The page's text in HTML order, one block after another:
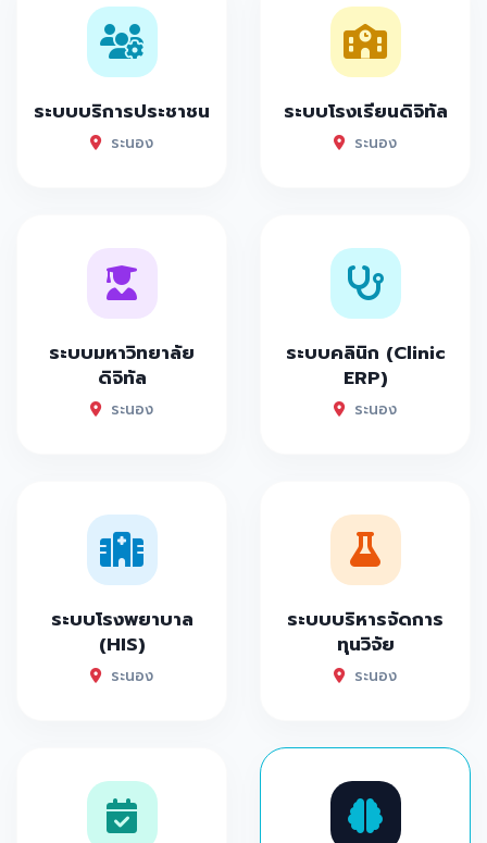
ระบบบริการประชาชน
ระนอง
ระบบโรงเรียนดิจิทัล
ระนอง
ระบบมหาวิทยาลัย
ดิจิทัล
ระนอง
ระบบคลินิก (Clinic
ERP)
ระนอง
ระบบโรงพยาบาล
(HIS)
ระนอง
ระบบบริหารจัดการ
ทุนวิจัย
ระนอง